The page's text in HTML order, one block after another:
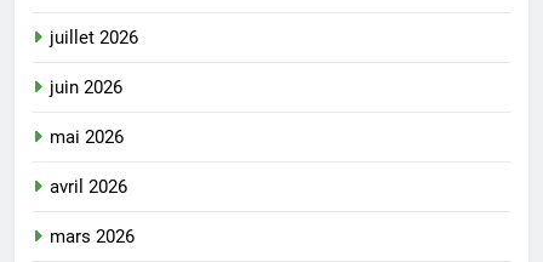
juillet 2026
juin 2026
mai 2026
avril 2026
mars 2026